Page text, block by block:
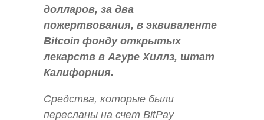
долларов, за два
пожертвования, в эквиваленте
Bitcoin фонду открытых
лекарств в Агуре Хиллз, штат
Калифорния.
Средства, которые были
пересланы на счет BitPay